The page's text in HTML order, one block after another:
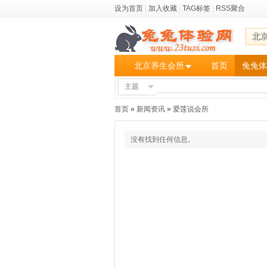
设为首页 加入收藏 TAG标签 RSS聚合
北
北京养生会所 首页 兔兔
主题
首页 » 新闻资讯 » 爱莲说会所
没有找到任何信息。